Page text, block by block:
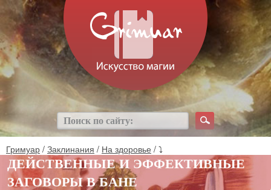
Гримуар / Заклинания / На здоровье / ⤵
ДЕЙСТВЕННЫЕ И ЭФФЕКТИВНЫЕ
ЗАГОВОРЫ В БАНЕ